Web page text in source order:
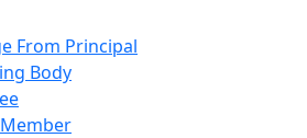
From Principal
Body